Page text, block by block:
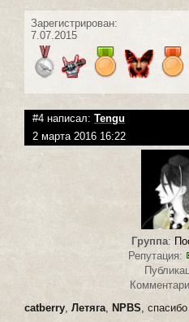
Зарегистрирован:
7.07.2015
#4 написал: Tengu
2 марта 2016 16:22
Группа:
Репутация:
catberry Летяга NPBS ,